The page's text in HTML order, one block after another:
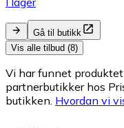
Gå til butikk
Vis alle tilbud (8)
Vi har funnet
partnerbutikker hos
butikken. Hvordan vi